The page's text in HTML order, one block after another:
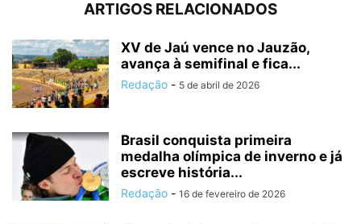
ARTIGOS RELACIONADOS
XV de Jaú vence no Jauzão,
avança à semifinal e fica...
Redação - 5 de abril de 2026
Brasil conquista primeira
medalha olímpica de inverno e já
escreve história...
Redação - 16 de fevereiro de 2026